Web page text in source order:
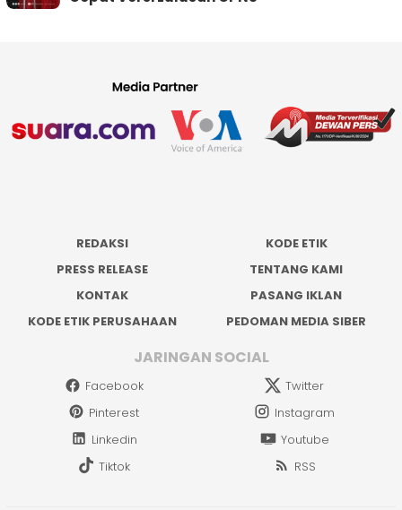
REDAKSI
KODE ETIK
PRESS RELEASE
TENTANG KAMI
KONTAK
PASANG IKLAN
KODE ETIK PERUSAHAAN
PEDOMAN MEDIA SIBER
JARINGAN SOCIAL
Facebook
Twitter
Pinterest
Instagram
Linkedin
Youtube
Tiktok
RSS